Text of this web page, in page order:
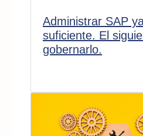
Administrar SAP
suficiente. El
gobernarlo.